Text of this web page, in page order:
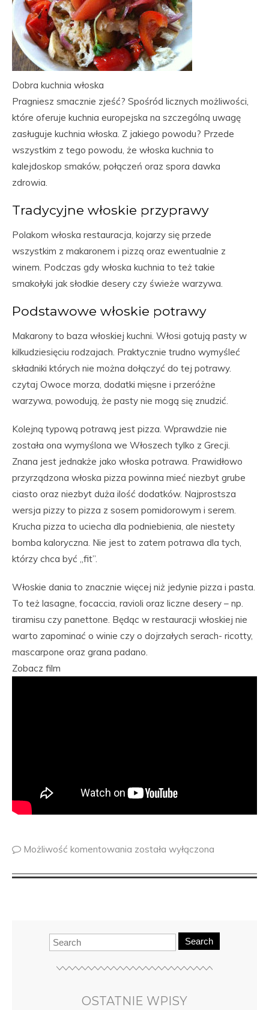
Dobra kuchnia włoska
Pragniesz smacznie zjeść? Spośród licznych możliwości,
które oferuje kuchnia europejska na szczególną uwagę
zasługuje kuchnia włoska. Z jakiego powodu? Przede
wszystkim z tego powodu, że włoska kuchnia to
kalejdoskop smaków, połączeń oraz spora dawka
zdrowia.
Tradycyjne włoskie przyprawy
Polakom włoska restauracja, kojarzy się przede
wszystkim z makaronem i pizzą oraz ewentualnie z
winem. Podczas gdy włoska kuchnia to też takie
smakołyki jak słodkie desery czy świeże warzywa.
Podstawowe włoskie potrawy
Makarony to baza włoskiej kuchni. Włosi gotują pasty w
kilkudziesięciu rodzajach. Praktycznie trudno wymyśleć
składniki których nie można dołączyć do tej potrawy.
czytaj Owoce morza, dodatki mięsne i przeróżne
warzywa, powodują, że pasty nie mogą się znudzić.
Kolejną typową potrawą jest pizza. Wprawdzie nie
została ona wymyślona we Włoszech tylko z Grecji.
Znana jest jednakże jako włoska potrawa. Prawidłowo
przyrządzona włoska pizza powinna mieć niezbyt grube
ciasto oraz niezbyt duża ilość dodatków. Najprostsza
wersja pizzy to pizza z sosem pomidorowym i serem.
Krucha pizza to uciecha dla podniebienia, ale niestety
bomba kaloryczna. Nie jest to zatem potrawa dla tych,
którzy chca być „fit”.
Włoskie dania to znacznie więcej niż jedynie pizza i pasta.
To też lasagne, focaccia, ravioli oraz liczne desery – np.
tiramisu czy panettone. Będąc w restauracji włoskiej nie
warto zapominać o winie czy o dojrzałych serach- ricotty,
mascarpone oraz grana padano.
Zobacz film
Możliwość komentowania została wyłączona
Search
OSTATNIE WPISY